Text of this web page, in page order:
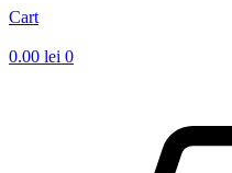
Cart
0.00 lei 0